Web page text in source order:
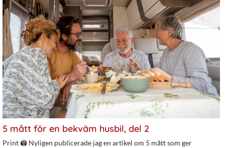
5 mått för en bekväm husbil, del 2
Print 🖨 Nyligen publicerade jag en artikel om 5 mått som ger